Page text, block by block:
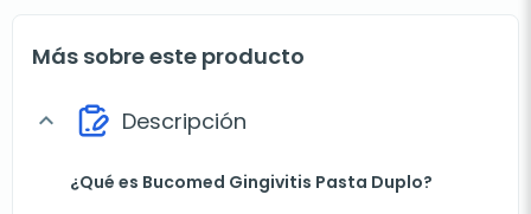
Más sobre este producto
expand_more Descripción
¿Qué es Bucomed Gingivitis Pasta Duplo?